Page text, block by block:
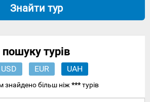
Знайти тур
турів
USD EUR UAH
більш ніж ***турів